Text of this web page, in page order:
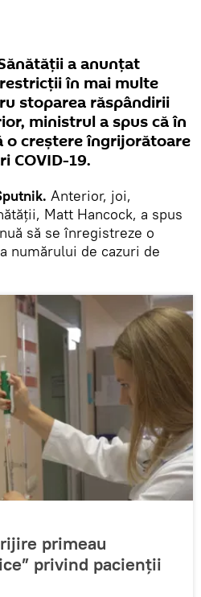
a anunţat
în mai multe
stoparea răspândirii
ministrul a spus că în
o creștere îngrijorătoare
COVID-19.
Anterior, joi,
Matt Hancock, a spus
să se înregistreze o
numărului de cazuri de
primeau
privind pacienţii